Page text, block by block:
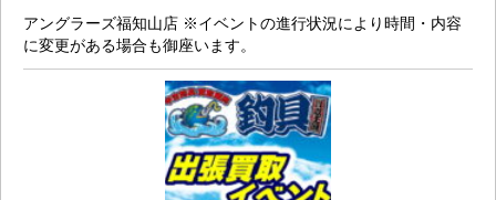
アングラーズ福知山店 ※イベントの進行状況により時間・内容
に変更がある場合も御座います。